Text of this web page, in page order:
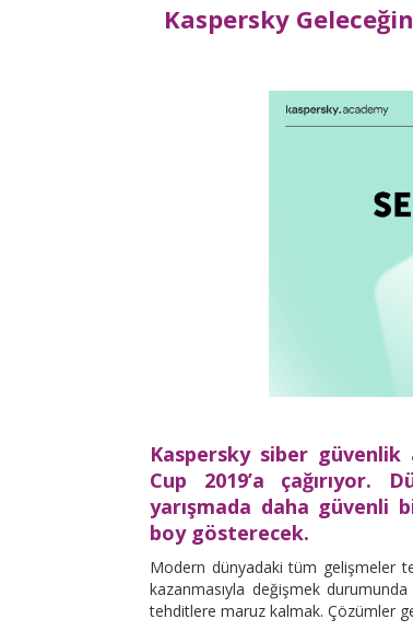
Kaspersky
Kaspersky siber güvenlik
Cup 2019’a çağırıyor.
yarışmada daha
boy gösterecek.
Modern dünyadaki tüm gelişmeler
kazanmasıyla değişmek
tehditlere maruz kalmak. Çözümler